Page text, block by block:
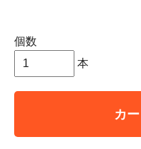
個数
本
カ